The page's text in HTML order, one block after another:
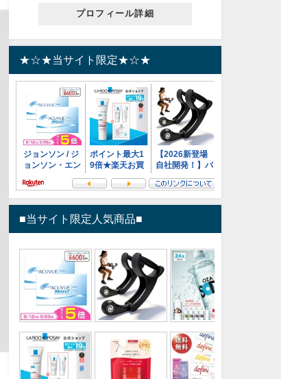
プロフィール詳細
★☆★当サイト限定★☆★
■当サイト限定人気商品■